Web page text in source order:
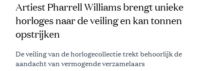
Artiest Pharrell Williams brengt unieke
horloges naar de veiling en kan tonnen
opstrijken
De veiling van de horlogecollectie trekt behoorlijk de
aandacht van vermogende verzamelaars